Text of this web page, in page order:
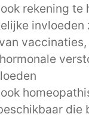
rekening te
invloeden
die